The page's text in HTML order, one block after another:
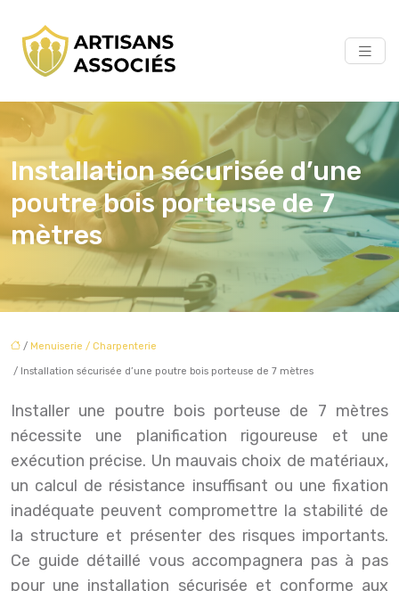
Installation sécurisée d’une
poutre bois porteuse de 7
mètres
/ Menuiserie / Charpenterie
/ Installation sécurisée d’une poutre bois porteuse de 7 mètres
Installer une poutre bois porteuse de 7 mètres
nécessite une planification rigoureuse et une
exécution précise. Un mauvais choix de matériaux,
un calcul de résistance insuffisant ou une fixation
inadéquate peuvent compromettre la stabilité de
la structure et présenter des risques importants.
Ce guide détaillé vous accompagnera pas à pas
pour une installation sécurisée et conforme aux